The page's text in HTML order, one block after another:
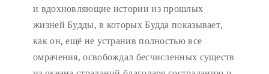
и вдохновляющие истории из прошлых
жизней Будды, в которых Будда показывает,
как он, ещё не устранив полностью все
омрачения, освобождал бесчисленных существ